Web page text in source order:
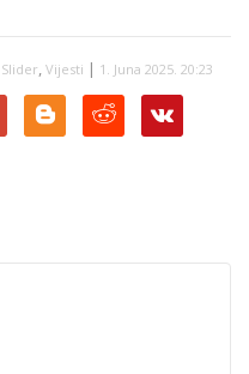
Slider, Vijesti | 1. Juna 2025. 20:23